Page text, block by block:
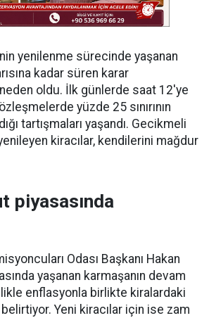
yenilenme sürecinde yaşanan
kadar süren karar
neden oldu. İlk günlerde saat 12'ye
yüzde 25 sınırının
tartışmaları yaşandı. Gecikmeli
kiracılar, kendilerini mağdur
piyasasında
Odası Başkanı Hakan
yaşanan karmaşanın devam
enflasyonla birlikte kiralardaki
Yeni kiracılar için ise zam